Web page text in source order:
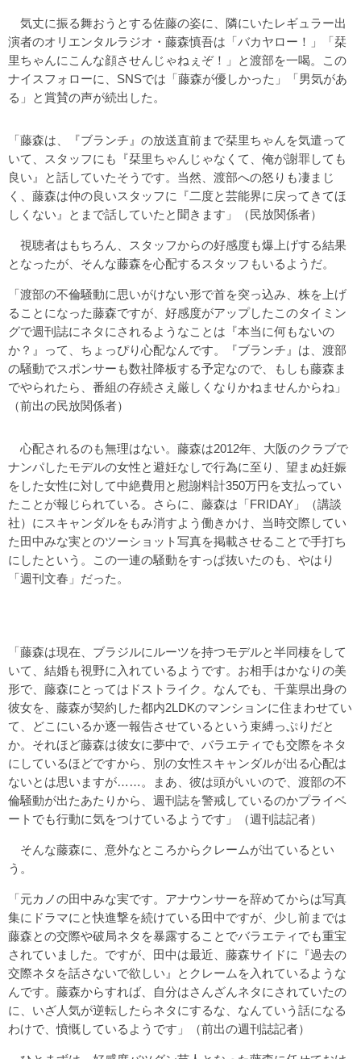
気丈に振る舞おうとする佐藤の姿に、隣にいたレギュラー出
演者のオリエンタルラジオ・藤森慎吾は「バカヤロー！」「栞
里ちゃんにこんな顔させんじゃねぇぞ！」と渡部を一喝。この
ナイスフォローに、SNSでは「藤森が優しかった」「男気があ
る」と賞賛の声が続出した。
「藤森は、『ブランチ』の放送直前まで栞里ちゃんを気遣って
いて、スタッフにも『栞里ちゃんじゃなくて、俺が謝罪しても
良い』と話していたそうです。当然、渡部への怒りも凄まじ
く、藤森は仲の良いスタッフに『二度と芸能界に戻ってきてほ
しくない』とまで話していたと聞きます」（民放関係者）
視聴者はもちろん、スタッフからの好感度も爆上げする結果
となったが、そんな藤森を心配するスタッフもいるようだ。
「渡部の不倫騒動に思いがけない形で首を突っ込み、株を上げ
ることになった藤森ですが、好感度がアップしたこのタイミン
グで週刊誌にネタにされるようなことは『本当に何もないの
か？』って、ちょっぴり心配なんです。『ブランチ』は、渡部
の騒動でスポンサーも数社降板する予定なので、もしも藤森ま
でやられたら、番組の存続さえ厳しくなりかねませんからね」
（前出の民放関係者）
心配されるのも無理はない。藤森は2012年、大阪のクラブで
ナンパしたモデルの女性と避妊なしで行為に至り、望まぬ妊娠
をした女性に対して中絶費用と慰謝料計350万円を支払ってい
たことが報じられている。さらに、藤森は「FRIDAY」（講談
社）にスキャンダルをもみ消すよう働きかけ、当時交際してい
た田中みな実とのツーショット写真を掲載させることで手打ち
にしたという。この一連の騒動をすっぱ抜いたのも、やはり
「週刊文春」だった。
「藤森は現在、ブラジルにルーツを持つモデルと半同棲をして
いて、結婚も視野に入れているようです。お相手はかなりの美
形で、藤森にとってはドストライク。なんでも、千葉県出身の
彼女を、藤森が契約した都内2LDKのマンションに住まわせてい
て、どこにいるか逐一報告させているという束縛っぷりだと
か。それほど藤森は彼女に夢中で、バラエティでも交際をネタ
にしているほどですから、別の女性スキャンダルが出る心配は
ないとは思いますが……。まあ、彼は頭がいいので、渡部の不
倫騒動が出たあたりから、週刊誌を警戒しているのかプライベ
ートでも行動に気をつけているようです」（週刊誌記者）
そんな藤森に、意外なところからクレームが出ているとい
う。
「元カノの田中みな実です。アナウンサーを辞めてからは写真
集にドラマにと快進撃を続けている田中ですが、少し前までは
藤森との交際や破局ネタを暴露することでバラエティでも重宝
されていました。ですが、田中は最近、藤森サイドに『過去の
交際ネタを話さないで欲しい』とクレームを入れているような
んです。藤森からすれば、自分はさんざんネタにされていたの
に、いざ人気が逆転したらネタにするな、なんていう話になる
わけで、憤慨しているようです」（前出の週刊誌記者）